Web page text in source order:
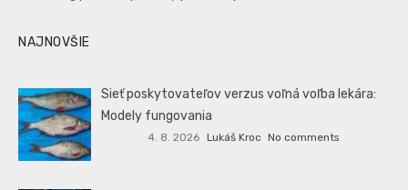
NAJNOVŠIE
Sieť poskytovateľov verzus voľná voľba lekára:
Modely fungovania
4. 8. 2026 Lukáš Kroc No comments